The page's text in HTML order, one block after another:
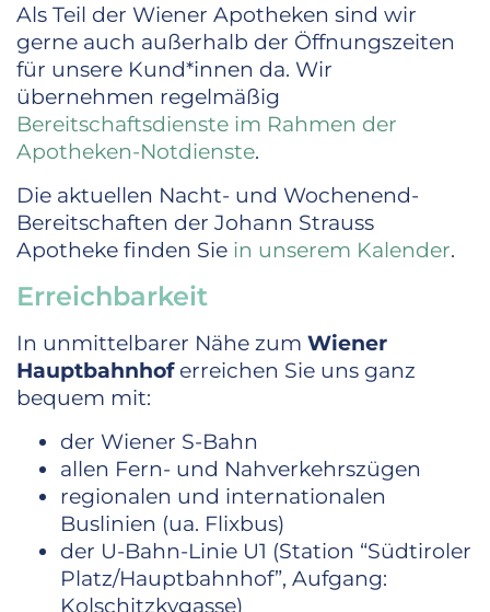
Als Teil der Wiener Apotheken sind wir
gerne auch außerhalb der Öffnungszeiten
für unsere Kund*innen da. Wir
übernehmen regelmäßig
Bereitschaftsdienste im Rahmen der
Apotheken-Notdienste.
Die aktuellen Nacht- und Wochenend-
Bereitschaften der Johann Strauss
Apotheke finden Sie in unserem Kalender.
Erreichbarkeit
In unmittelbarer Nähe zum Wiener
Hauptbahnhoferreichen Sie uns ganz
bequem mit:
der Wiener S-Bahn
allen Fern- und Nahverkehrszügen
regionalen und internationalen
Buslinien (ua. Flixbus)
der U-Bahn-Linie U1 (Station “Südtiroler
Platz/Hauptbahnhof”, Aufgang:
Kolschitzkygasse)